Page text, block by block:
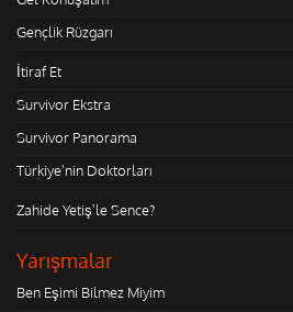
Gençlik Rüzgarı
İtiraf Et
Survivor Ekstra
Survivor Panorama
Türkiye'nin Doktorları
Zahide Yetiş'le Sence?
Yarışmalar
Ben Eşimi Bilmez Miyim